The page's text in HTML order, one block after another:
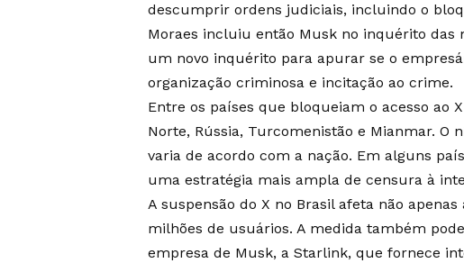
descumprir ordens judiciais, incluindo o
Moraes incluiu então Musk no inquérito
um novo inquérito para apurar se o
organização criminosa e incitação ao crime.
Entre os países que bloqueiam o acesso ao
Norte, Rússia, Turcomenistão e Mianmar. O
varia de acordo com a nação. Em alguns
uma estratégia mais ampla de censura à
A suspensão do X no Brasil afeta não
milhões de usuários. A medida também
empresa de Musk, a Starlink, que fornece